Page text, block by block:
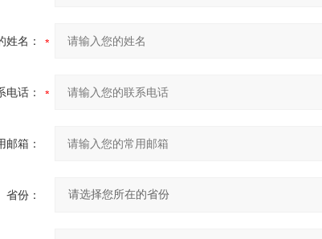
姓名：
电话：
邮箱：
省份：